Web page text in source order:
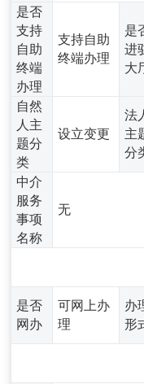
是否
支持
自助
终端
办理
支持自助
终端办理
是
进
大
自然
人主
题分
类
设立变更
法
主
分
中介
服务
事项
名称
无
是否
网办
可网上办
理
办
形